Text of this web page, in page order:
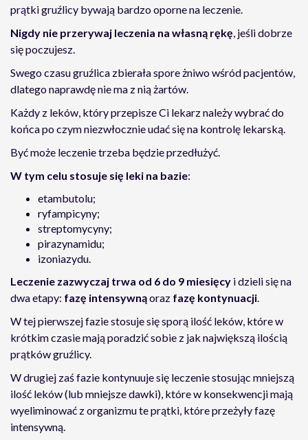
prątki gruźlicy bywają bardzo oporne na leczenie.
Nigdy nie przerywaj leczenia na własną rękę, jeśli dobrze
się poczujesz.
Swego czasu gruźlica zbierała spore żniwo wśród pacjentów,
dlatego naprawdę nie ma z nią żartów.
Każdy z leków, który przepisze Ci lekarz należy wybrać do
końca po czym niezwłocznie udać się na kontrolę lekarską.
Być może leczenie trzeba będzie przedłużyć.
W tym celu stosuje się leki na bazie:
etambutolu;
ryfampicyny;
streptomycyny;
pirazynamidu;
izoniazydu.
Leczenie zazwyczaj trwa od 6 do 9 miesięcy i dzieli się na
dwa etapy: fazę intensywnąoraz fazę kontynuacji.
W tej pierwszej fazie stosuje się sporą ilość leków, które w
krótkim czasie mają poradzić sobie z jak największą ilością
prątków gruźlicy.
W drugiej zaś fazie kontynuuje się leczenie stosując mniejszą
ilość leków (lub mniejsze dawki), które w konsekwencji mają
wyeliminować z organizmu te prątki, które przeżyły fazę
intensywną.